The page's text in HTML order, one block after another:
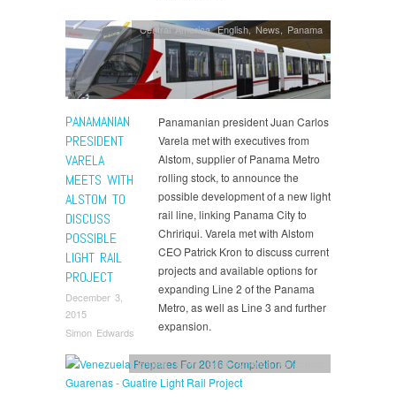
PANAMANIAN
PRESIDENT
VARELA
MEETS WITH
ALSTOM TO
DISCUSS
POSSIBLE
LIGHT RAIL
PROJECT
December 3,
2015
Simon Edwards
Central America,English,News, Panama
Panamanian president Juan Carlos
Varela met with executives from
Alstom, supplier of Panama Metro
rolling stock, to announce the
possible development of a new light
rail line, linking Panama City to
Chririqui. Varela met with Alstom
CEO Patrick Kron to discuss current
projects and available options for
expanding Line 2 of the Panama
Metro, as well as Line 3 and further
expansion.
English,News,South America,Venezuela